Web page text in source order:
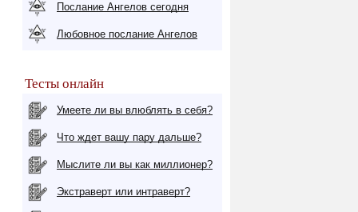
Послание Ангелов сегодня
Любовное послание Ангелов
Тесты онлайн
Умеете ли вы влюблять в себя?
Что ждет вашу пару дальше?
Мыслите ли вы как миллионер?
Экстраверт или интраверт?